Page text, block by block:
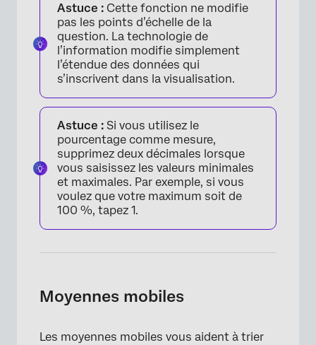
×
Astuce : Cette fonction ne modifie
pas les points d’échelle de la
question. La technologie de
l’information modifie simplement
l’étendue des données qui
s’inscrivent dans la visualisation.
Astuce : Si vous utilisez le
pourcentage comme mesure,
supprimez deux décimales lorsque
vous saisissez les valeurs minimales
et maximales. Par exemple, si vous
voulez que votre maximum soit de
100 %, tapez 1.
Moyennes mobiles
Les moyennes mobiles vous aident à trier